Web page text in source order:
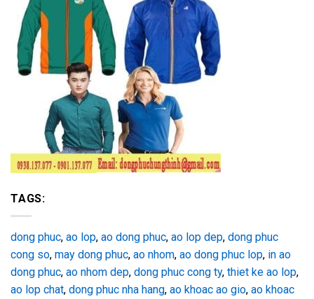
TAGS:
dong phuc, ao lop, ao dong phuc, ao lop dep, dong phuc
cong so, may dong phuc, ao nhom, ao dong phuc lop, in ao
dong phuc, ao nhom dep, dong phuc cong ty, thiet ke ao lop,
ao lop chat, dong phuc nha hang, ao khoac ao gio, ao khoac